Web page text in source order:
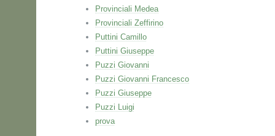
Provinciali Medea
Provinciali Zeffirino
Puttini Camillo
Puttini Giuseppe
Puzzi Giovanni
Puzzi Giovanni Francesco
Puzzi Giuseppe
Puzzi Luigi
prova